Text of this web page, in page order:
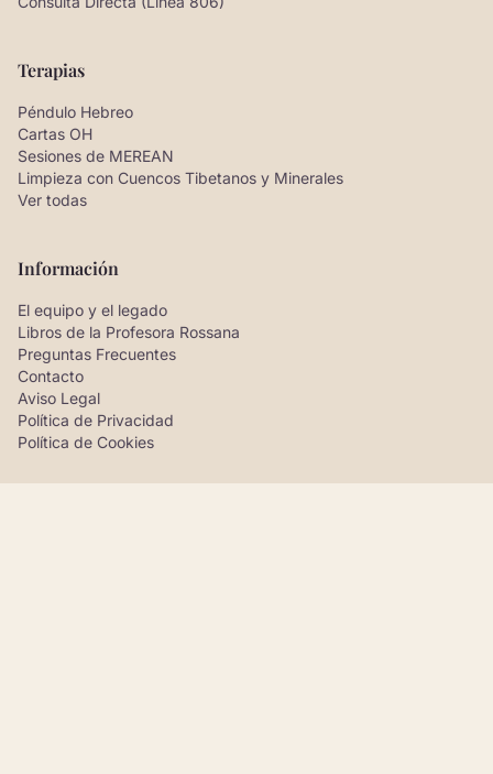
Terapias
Péndulo Hebreo
Cartas OH
Sesiones de MEREAN
Limpieza con Cuencos Tibetanos y Minerales
Ver todas
Información
El equipo y el legado
Libros de la Profesora Rossana
Preguntas Frecuentes
Contacto
Aviso Legal
Política de Privacidad
Política de Cookies